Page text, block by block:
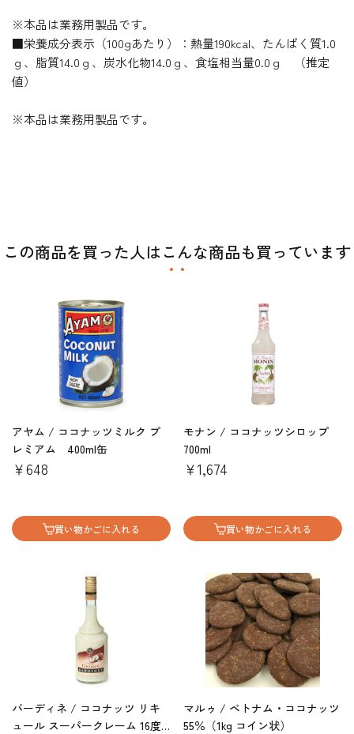
※本品は業務用製品です。
■栄養成分表示（100gあたり）：熱量190kcal、たんぱく質1.0
ｇ、脂質14.0ｇ、炭水化物14.0ｇ、食塩相当量0.0ｇ （推定
値）
※本品は業務用製品です。
この商品を買った人はこんな商品も買っています
アヤム / ココナッツミルク プ
レミアム 400ml缶
￥648
買い物かごに入れる
モナン / ココナッツシロップ
700ml
￥1,674
買い物かごに入れる
バーディネ / ココナッツ リキ
ュール スーパークレーム 16度
マルゥ / ベトナム・ココナッツ
55％（1kg コイン状）